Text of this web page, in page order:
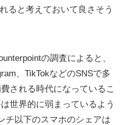
ると考えておいて良さそう
の調査によると、
、TikTokなどのSNSで多
される時代になっているこ
世界的に弱まっているよう
チ以下のスマホのシェアは